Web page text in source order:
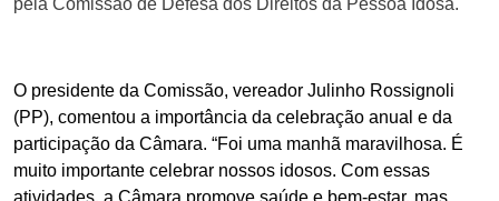
O presidente da Comissão, vereador Julinho Rossignoli
(PP), comentou a importância da celebração anual e da
participação da Câmara. “Foi uma manhã maravilhosa. É
muito importante celebrar nossos idosos. Com essas
atividades, a Câmara promove saúde e bem-estar, mas